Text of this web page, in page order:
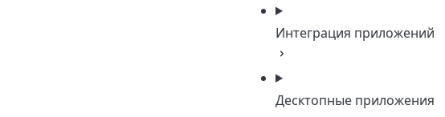
Интеграция приложений
Десктопные приложения